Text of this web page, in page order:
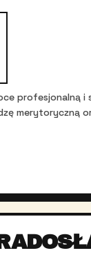
merytoryczną